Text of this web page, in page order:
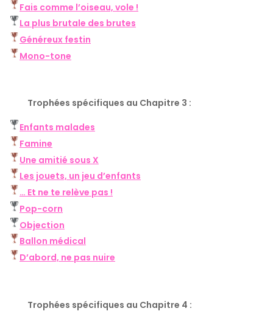
Fais comme l’oiseau, vole !
La plus brutale des brutes
Généreux festin
Mono-tone
Trophées spécifiques au Chapitre 3 :
Enfants malades
Famine
Une amitié sous X
Les jouets, un jeu d’enfants
… Et ne te relève pas !
Pop-corn
Objection
Ballon médical
D’abord, ne pas nuire
Trophées spécifiques au Chapitre 4 :